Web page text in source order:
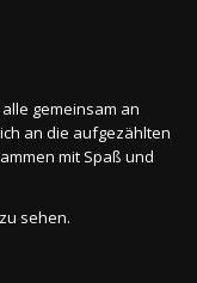
gemeinsam an
an die aufgezählten
mit Spaß und
sehen.